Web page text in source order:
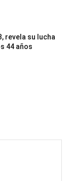
revela su lucha
44 años